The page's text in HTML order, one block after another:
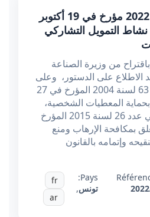
أمر عدد 767 لسنة 2022 مؤرخ في 19 أكتوبر
نشاط التمويل التشاركي
من وزيرة الصناعة
الاطلاع على الدستور، وعلى
القانون الأساسي عدد 63 لسنة 2004 المؤرخ في 27
المتعلق بحماية المعطيات الشخصية،
وعلى القانون الأساسي عدد 26 لسنة 2015 المؤرخ
2015 المتعلق بمكافحة الإرهاب ومنع
وإتمامه بالقانون
Pays:
تونس,
fr
ar